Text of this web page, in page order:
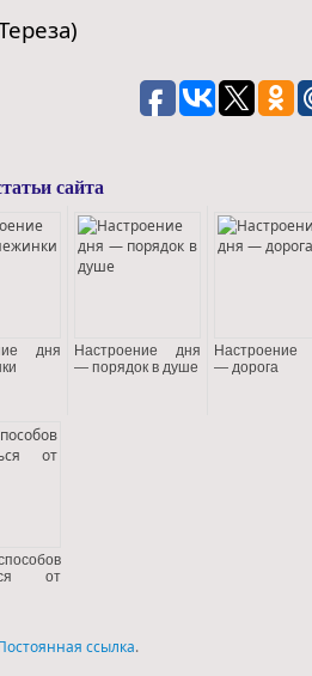
сайта
дня
Настроение дня
— порядок в душе
Настроение
— дорога
от
ссылка.